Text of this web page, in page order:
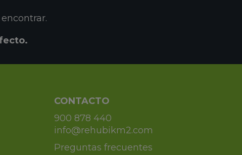
CONTACTO
900 878 440
info@rehubikm2.com
Preguntas frecuentes